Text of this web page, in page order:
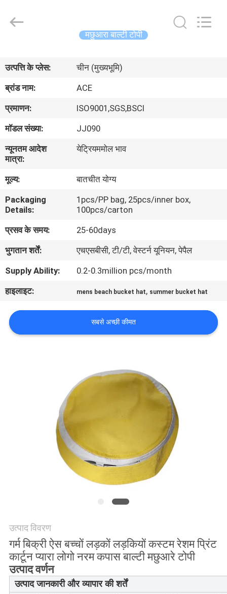
उत्पादों
हमारे
में
कारखाना
भ्रमण
गुणवत्ता
नियंत्रण
संपर्क
करें
समाचार
PRIVACY
Manufacturing
मछुआरा बाल्टी टोपी
उत्पत्ति के प्लेस:
चीन (मुख्यभूमि)
ब्रांड नाम:
ACE
प्रमाणन:
ISO9001,SGS,BSCI
मॉडल संख्या:
JJ090
न्यूनतम आदेश
मात्रा:
येट्रियममोल भाव
मूल्य:
बातचीत योग्य
Packaging
Details:
1pcs/PP bag, 25pcs/inner box,
100pcs/carton
प्रसव के समय:
25-60days
भुगतान शर्तें:
एचएसबीसी, टी/टी, वेस्टर्न यूनियन, पेपैल
Supply Ability:
0.2-0.3million pcs/month
हाइलाइट:
mens beach bucket hat, summer bucket hat
सबसे अच्छी कीमत
उत्पाद विवरण
गर्म बिक्री ऐस बच्चों लड़कों लड़कियों कस्टम रेशम प्रिंट
कार्टून प्यारा लोगो नरम कपास बाल्टी मछुआरे टोपी
उत्पाद वर्णन
उत्पाद जानकारी और व्यापार की शर्तें